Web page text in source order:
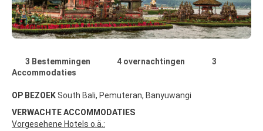
3 Bestemmingen 4 overnachtingen
3
Accommodaties
OP BEZOEKSouth Bali, Pemuteran, Banyuwangi
VERWACHTE ACCOMMODATIES
Vorgesehene Hotels o.ä.: